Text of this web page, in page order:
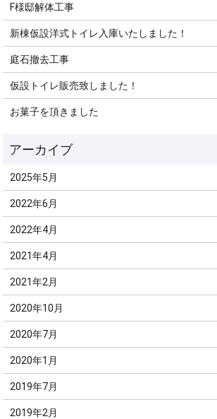
F様邸解体工事
新棟仮設洋式トイレ入庫いたしました！
庭石撤去工事
仮設トイレ販売致しました！
お菓子を頂きました
2025年5月
2022年6月
2022年4月
2021年4月
2021年2月
2020年10月
2020年7月
2020年1月
2019年7月
2019年2月